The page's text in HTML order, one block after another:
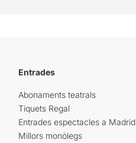
Entrades
Abonaments teatrals
Tiquets Regal
Entrades espectacles a Madrid
Millors monòlegs